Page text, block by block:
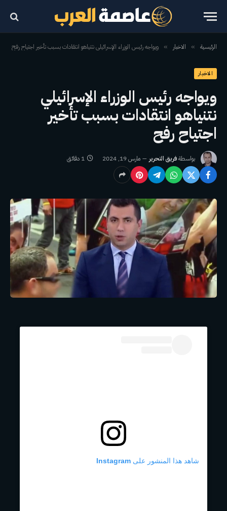
الرئيسية » الاخبار » ويواجه رئيس الوزراء الإسرائيلي نتنياهو انتقادات بسبب تأخير اجتياح رفح
الاخبار
ويواجه رئيس الوزراء الإسرائيلي
نتنياهو انتقادات بسبب تأخير
اجتياح رفح
بواسطةفريق التحرير مارس 19, 2024 1 دقائق
شاهد هذا المنشور على Instagram